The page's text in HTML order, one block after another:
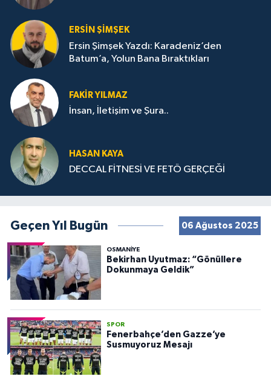
ERSIN ŞIMŞEK
Ersin Şimşek Yazdı: Karadeniz’den
Batum’a, Yolun Bana Bıraktıkları
FAKIR YILMAZ
İnsan, İletişim ve Şura..
HASAN KAYA
DECCAL FİTNESİ VE FETÖ GERÇEĞİ
Geçen Yıl Bugün 06 Ağustos 2025
OSMANIYE
Bekirhan Uyutmaz: “Gönüllere
Dokunmaya Geldik”
SPOR
Fenerbahçe’den Gazze’ye
Susmuyoruz Mesajı